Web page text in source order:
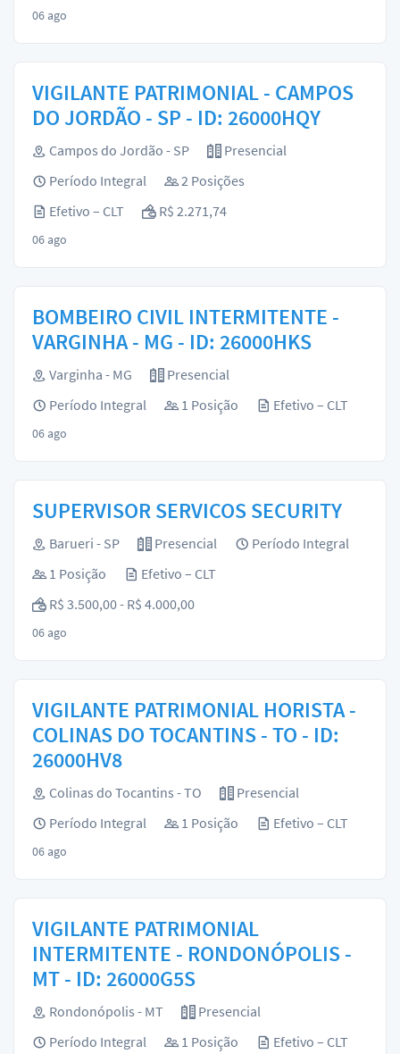
06 ago
VIGILANTE PATRIMONIAL - CAMPOS
DO JORDÃO - SP - ID: 26000HQY
Campos do Jordão - SP
Presencial
Período Integral
2 Posições
Efetivo – CLT
R$ 2.271,74
06 ago
BOMBEIRO CIVIL INTERMITENTE -
VARGINHA - MG - ID: 26000HKS
Varginha - MG
Presencial
Período Integral
1 Posição Efetivo – CLT
06 ago
SUPERVISOR SERVICOS SECURITY
Barueri - SP Presencial
Período Integral
1 Posição
Efetivo – CLT
R$ 3.500,00 - R$ 4.000,00
06 ago
VIGILANTE PATRIMONIAL HORISTA -
COLINAS DO TOCANTINS - TO - ID:
26000HV8
Colinas do Tocantins - TO
Presencial
Período Integral
1 Posição Efetivo – CLT
06 ago
VIGILANTE PATRIMONIAL
INTERMITENTE - RONDONÓPOLIS -
MT - ID: 26000G5S
Rondonópolis - MT
Presencial
Período Integral
1 Posição Efetivo – CLT